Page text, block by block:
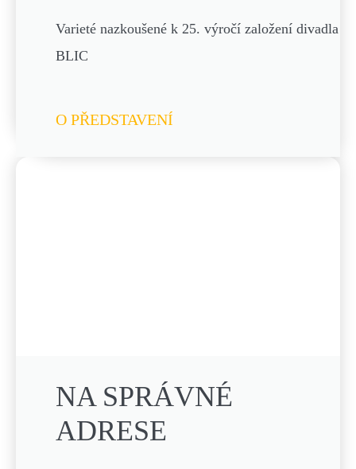
Varieté nazkoušené k 25. výročí založení divadla
BLIC
O PŘEDSTAVENÍ
NA SPRÁVNÉ
ADRESE